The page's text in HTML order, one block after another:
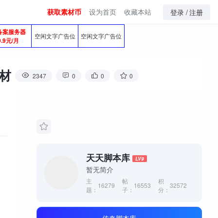
获取素材币 设为首页 收藏本站 登录 /注册
案服务器
元/月
空闲文字广告位 空闲文字广告位
2347 0 0 0
天天脚本库 LV9
暂无简介
主
题：
16279
帖
子：
16553
积
分：
32572